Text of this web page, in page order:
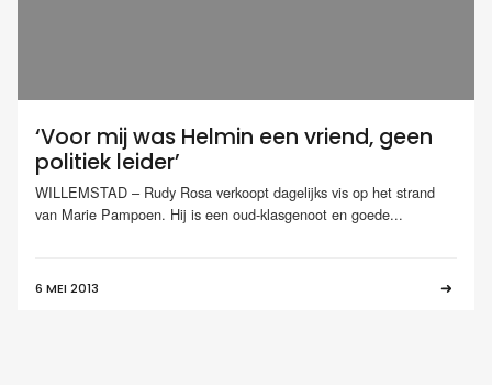
‘Voor mij was Helmin een vriend, geen
politiek leider’
WILLEMSTAD – Rudy Rosa verkoopt dagelijks vis op het strand
van Marie Pampoen. Hij is een oud-klasgenoot en goede...
6 MEI 2013